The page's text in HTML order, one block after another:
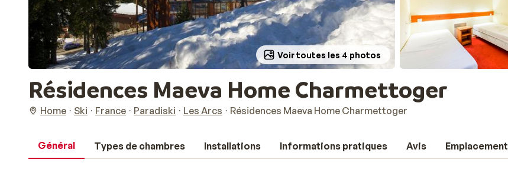
Voir toutes les 4 photos
Résidences Maeva Home Charmettoger
Home Ski France Paradiski Les Arcs Résidences Maeva Home Charmettoger
Général Types de chambres Installations Informations pratiques Avis Emplacement